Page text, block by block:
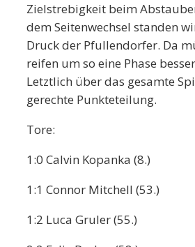
Zielstrebigkeit beim
dem Seitenwechsel standen
Druck der Pfullendorfer. Da
reifen um so eine Phase
Letztlich über das gesamte
gerechte Punkteteilung.
Tore:
1:0 Calvin Kopanka (8.)
1:1 Connor Mitchell (53.)
1:2 Luca Gruler (55.)